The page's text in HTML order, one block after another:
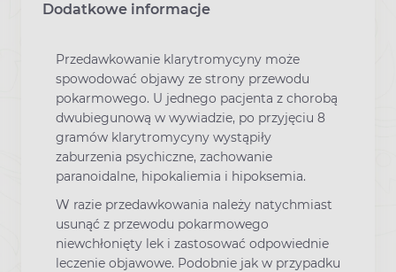
Dodatkowe informacje
Przedawkowanie klarytromycyny może
spowodować objawy ze strony przewodu
pokarmowego. U jednego pacjenta z chorobą
dwubiegunową w wywiadzie, po przyjęciu 8
gramów klarytromycyny wystąpiły
zaburzenia psychiczne, zachowanie
paranoidalne, hipokaliemia i hipoksemia.
W razie przedawkowania należy natychmiast
usunąć z przewodu pokarmowego
niewchłonięty lek i zastosować odpowiednie
leczenie objawowe. Podobnie jak w przypadku